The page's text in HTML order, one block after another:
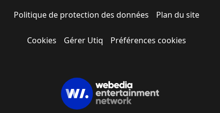
Politique de protection des données Plan du site
Cookies Gérer Utiq Préférences cookies